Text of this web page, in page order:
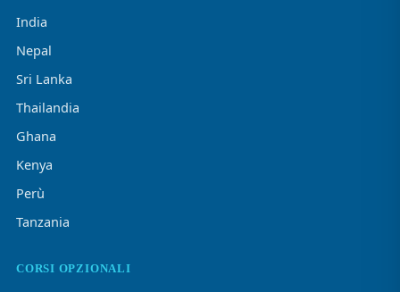
India
Nepal
Sri Lanka
Thailandia
Ghana
Kenya
Perù
Tanzania
CORSI OPZIONALI